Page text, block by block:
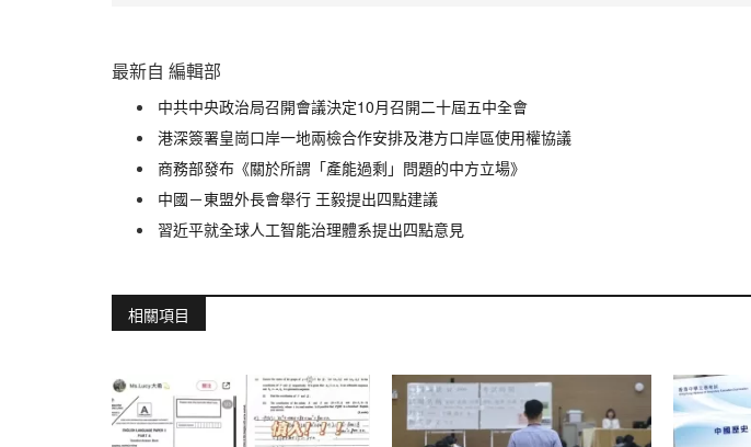
最新自 編輯部
中共中央政治局召開會議決定10月召開二十屆五中全會
港深簽署皇崗口岸一地兩檢合作安排及港方口岸區使用權協議
商務部發布《關於所謂「產能過剩」問題的中方立場》
中國－東盟外長會舉行 王毅提出四點建議
習近平就全球人工智能治理體系提出四點意見
相關項目